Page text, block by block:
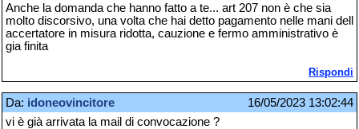
Anche la domanda che hanno fatto a te... art 207 non è che sia
molto discorsivo, una volta che hai detto pagamento nelle mani dell
accertatore in misura ridotta, cauzione e fermo amministrativo è
gia finita
Rispondi
Da: idoneovincitore
16/05/2023 13:02:44
vi è già arrivata la mail di convocazione ?